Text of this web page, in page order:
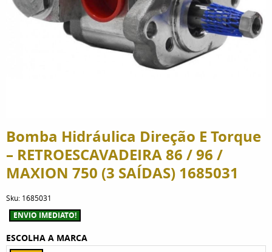
Bomba Hidráulica Direção E Torque
– RETROESCAVADEIRA 86 / 96 /
MAXION 750 (3 SAÍDAS) 1685031
Sku: 1685031
ENVIO IMEDIATO!
ESCOLHA A MARCA